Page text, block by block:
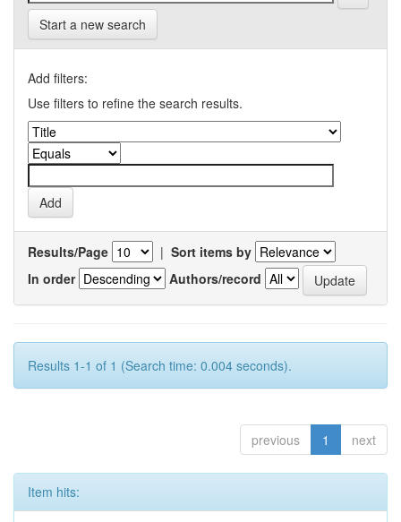
Start a new search
Add filters:
Use filters to refine the search results.
Results/Page | Sort items by
In order
Authors/record
Results 1-1 of 1 (Search time: 0.004 seconds).
previous 1 next
Item hits: